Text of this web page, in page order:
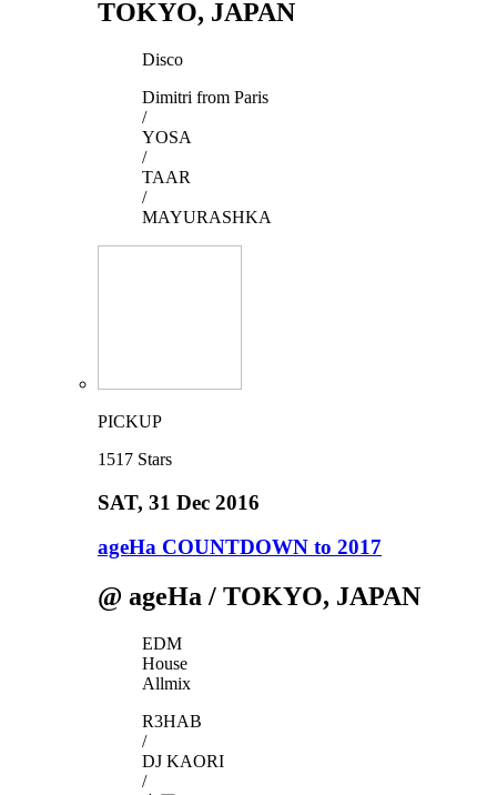
TOKYO, JAPAN
Disco
Dimitri from Paris
/
YOSA
/
TAAR
/
MAYURASHKA
PICKUP
1517 Stars
SAT, 31 Dec 2016
ageHa COUNTDOWN to 2017
@ ageHa / TOKYO, JAPAN
EDM
House
Allmix
R3HAB
/
DJ KAORI
/